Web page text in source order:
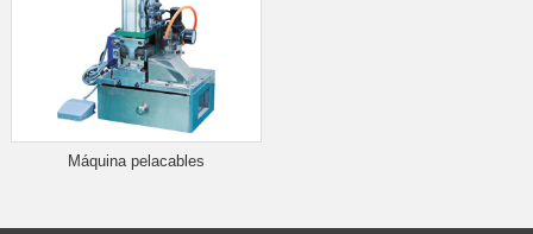
Máquina pelacables